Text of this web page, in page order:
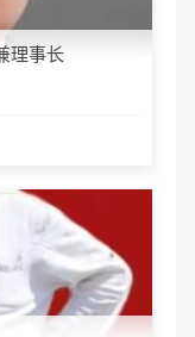
理事长